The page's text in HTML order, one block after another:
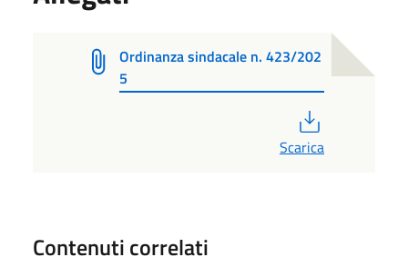
Ordinanza sindacale n. 423/202
5
Scarica
Contenuti correlati